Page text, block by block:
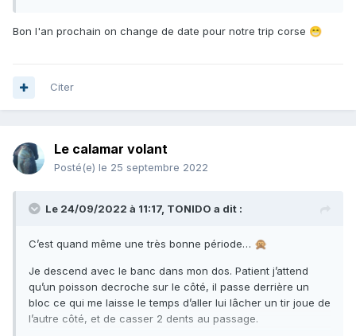
Bon l'an prochain on change de date pour notre trip corse 😁
Citer
Le calamar volant
Posté(e) le 25 septembre 2022
Le 24/09/2022 à 11:17, TONIDO a dit :
C’est quand même une très bonne période… 🙊
Je descend avec le banc dans mon dos. Patient j’attend
qu’un poisson decroche sur le côté, il passe derrière un
bloc ce qui me laisse le temps d’aller lui lâcher un tir joue de
l’autre côté, et de casser 2 dents au passage.